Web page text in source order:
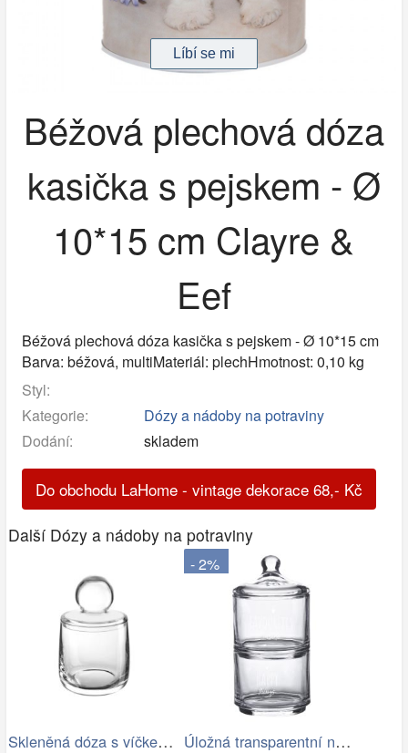
Béžová plechová dóza
kasička s pejskem - Ø
10*15 cm Clayre &
Eef
Béžová plechová dóza kasička s pejskem - Ø 10*15 cm
Barva: béžová, multiMateriál: plechHmotnost: 0,10 kg
Styl:
Kategorie:
Dózy a nádoby na potraviny
Dodání:
skladem
Do obchodu LaHome - vintage dekorace 68,- Kč
Další Dózy a nádoby na potraviny
Skleněná dóza s víčkem výška 21,2 cm…
- 2%
Úložná transparentní nádoba dóza s…